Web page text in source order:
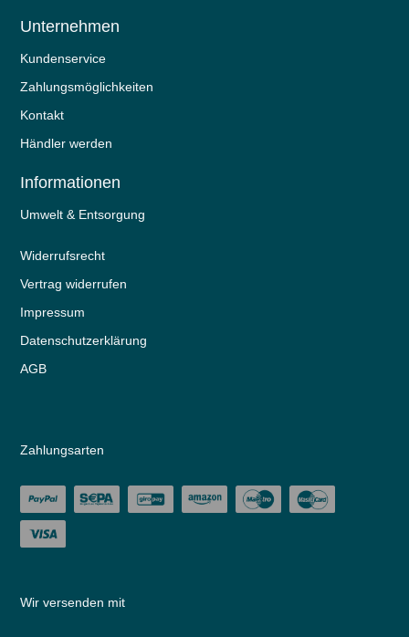
Unternehmen
Kundenservice
Zahlungsmöglichkeiten
Kontakt
Händler werden
Informationen
Umwelt & Entsorgung
Widerrufs­recht
Vertrag widerrufen
Impressum
Daten­schutz­erklärung
AGB
Zahlungsarten
Wir versenden mit